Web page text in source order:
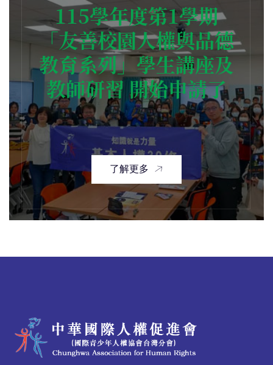
115學年度第1學期
「友善校園人權與品德
教育系列」學生講座及
教師研習 開始申請了
了解更多